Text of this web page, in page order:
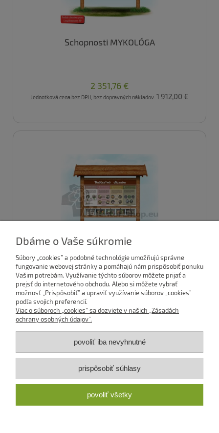
Schopnosti MYKOLÓGA
2 351,76 €
Jednotková cena bez DPH, bez dopravných nákladov: 1 912,00 €
Schopnosti Z RÍŠE HÚB
2 351,76 €
Jednotková cena bez DPH, bez dopravných nákladov:
Predpisy a dokumenty
Mentor
Dbáme o Vaše súkromie
Súbory „cookies” a podobné technológie umožňujú správne
fungovanie webovej stránky a pomáhajú nám prispôsobiť ponuku
Vašim potrebám. Využívanie týchto súborov môžete prijať a
prejsť do internetového obchodu. Alebo si môžete vybrať
možnosť „Prispôsobiť” a upraviť využívanie súborov „cookies”
podľa svojich preferencií.
Viac o súboroch „cookies” sa dozviete v našich „Zásadách
ochrany osobných údajov”.
povoliť iba nevyhnutné
prispôsobiť súhlasy
povoliť všetky